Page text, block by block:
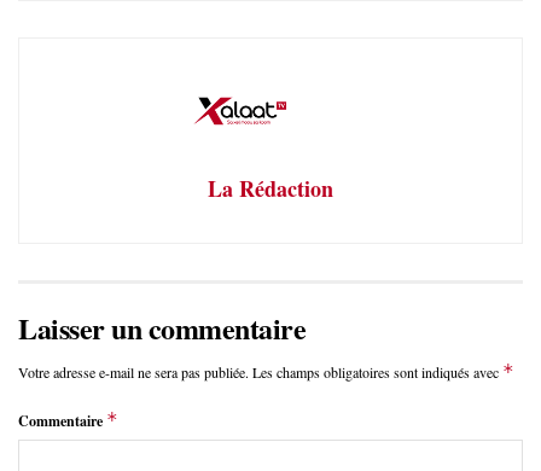
La Rédaction
Laisser un commentaire
Votre adresse e-mail ne sera pas publiée. Les champs obligatoires sont indiqués avec *
Commentaire *